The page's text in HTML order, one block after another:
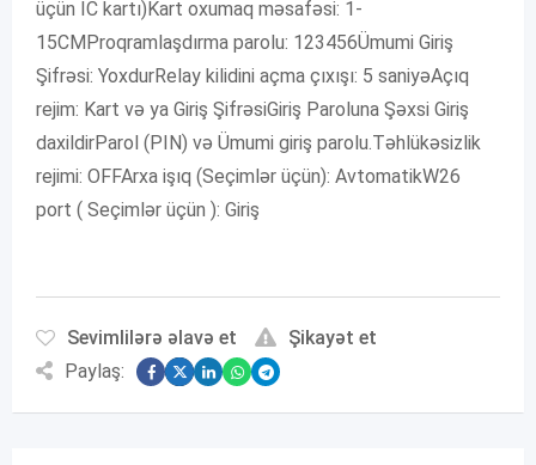
üçün IC kartı)Kart oxumaq məsafəsi: 1-
15CMProqramlaşdırma parolu: 123456Ümumi Giriş
Şifrəsi: YoxdurRelay kilidini açma çıxışı: 5 saniyəAçıq
rejim: Kart və ya Giriş ŞifrəsiGiriş Paroluna Şəxsi Giriş
daxildirParol (PIN) və Ümumi giriş parolu.Təhlükəsizlik
rejimi: OFFArxa işıq (Seçimlər üçün): AvtomatikW26
port ( Seçimlər üçün ): Giriş
Sevimlilərə əlavə et
Şikayət et
Paylaş: